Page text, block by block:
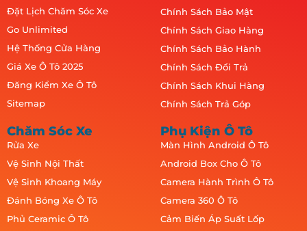
Đặt Lịch Chăm Sóc Xe
Go Unlimited
Hệ Thống Cửa Hàng
Giá Xe Ô Tô 2025
Đăng Kiểm Xe Ô Tô
Sitemap
Chính Sách Bảo Mật
Chính Sách Giao Hàng
Chính Sách Bảo Hành
Chính Sách Đổi Trả
Chính Sách Khui Hàng
Chính Sách Trả Góp
Chăm Sóc Xe
Rửa Xe
Vệ Sinh Nội Thất
Vệ Sinh Khoang Máy
Đánh Bóng Xe Ô Tô
Phủ Ceramic Ô Tô
Phụ Kiện Ô Tô
Màn Hình Android Ô Tô
Android Box Cho Ô Tô
Camera Hành Trình Ô Tô
Camera 360 Ô Tô
Cảm Biến Áp Suất Lốp